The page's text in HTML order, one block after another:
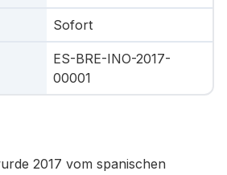
Sofort
ES-BRE-INO-2017-
00001
2017 vom spanischen